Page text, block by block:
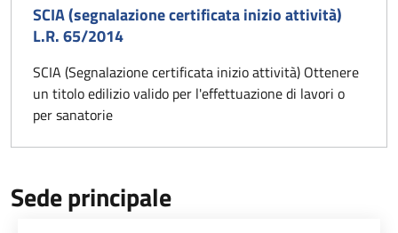
SCIA (segnalazione certificata inizio attività)
L.R. 65/2014
SCIA (Segnalazione certificata inizio attività) Ottenere
un titolo edilizio valido per l'effettuazione di lavori o
per sanatorie
Sede principale